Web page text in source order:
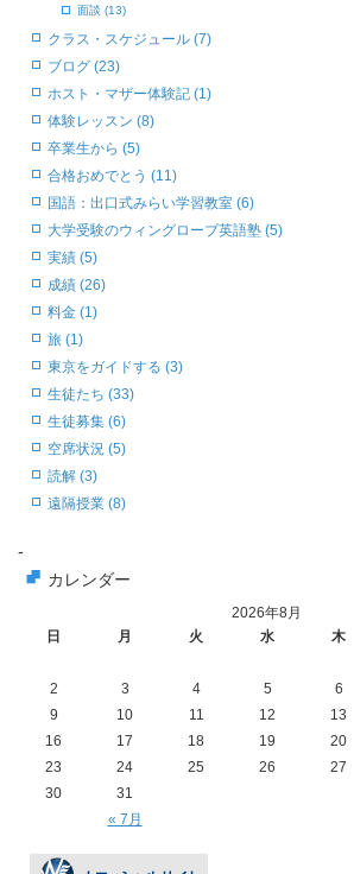
面談 (13)
クラス・スケジュール (7)
ブログ (23)
ホスト・マザー体験記 (1)
体験レッスン (8)
卒業生から (5)
合格おめでとう (11)
国語：出口式みらい学習教室 (6)
大学受験のウィングローブ英語塾 (5)
実績 (5)
成績 (26)
料金 (1)
旅 (1)
東京をガイドする (3)
生徒たち (33)
生徒募集 (6)
空席状況 (5)
読解 (3)
遠隔授業 (8)
-
カレンダー
2026年8月
日
月 火 水 木
« 7月
2
3 4 5 6
9
10 11 12 13
16
17 18 19 20
23
24 25 26 27
30
31